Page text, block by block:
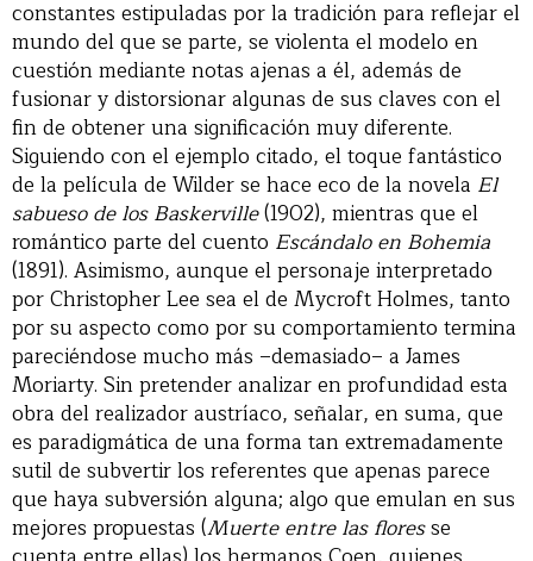
constantes estipuladas por la tradición para reflejar el
mundo del que se parte, se violenta el modelo en
cuestión mediante notas ajenas a él, además de
fusionar y distorsionar algunas de sus claves con el
fin de obtener una significación muy diferente.
Siguiendo con el ejemplo citado, el toque fantástico
de la película de Wilder se hace eco de la novela El
sabueso de los Baskerville(1902), mientras que el
romántico parte del cuento Escándalo en Bohemia
(1891). Asimismo, aunque el personaje interpretado
por Christopher Lee sea el de Mycroft Holmes, tanto
por su aspecto como por su comportamiento termina
pareciéndose mucho más –demasiado– a James
Moriarty. Sin pretender analizar en profundidad esta
obra del realizador austríaco, señalar, en suma, que
es paradigmática de una forma tan extremadamente
sutil de subvertir los referentes que apenas parece
que haya subversión alguna; algo que emulan en sus
mejores propuestas (Muerte entre las floresse